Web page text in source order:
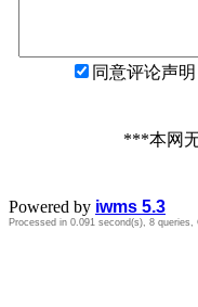
同意评论声明
***本网
Powered by iwms 5.3
Processed in 0.091 second(s), 8 queries,